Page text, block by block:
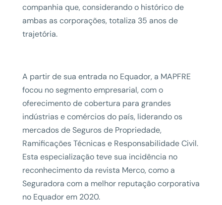
companhia que, considerando o histórico de
ambas as corporações, totaliza 35 anos de
trajetória.
A partir de sua entrada no Equador, a MAPFRE
focou no segmento empresarial, com o
oferecimento de cobertura para grandes
indústrias e comércios do país, liderando os
mercados de Seguros de Propriedade,
Ramificações Técnicas e Responsabilidade Civil.
Esta especialização teve sua incidência no
reconhecimento da revista Merco, como a
Seguradora com a melhor reputação corporativa
no Equador em 2020.